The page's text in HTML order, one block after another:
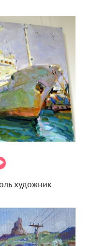
художник